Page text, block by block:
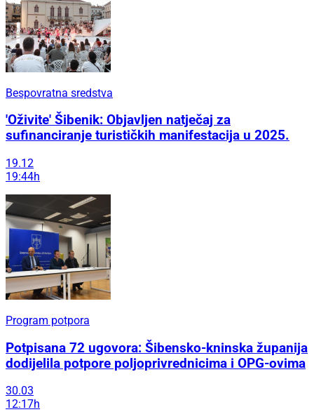
Bespovratna sredstva
'Oživite' Šibenik: Objavljen natječaj za
sufinanciranje turističkih manifestacija u 2025.
19.12
19:44h
Program potpora
Potpisana 72 ugovora: Šibensko-kninska županija
dodijelila potpore poljoprivrednicima i OPG-ovima
30.03
12:17h